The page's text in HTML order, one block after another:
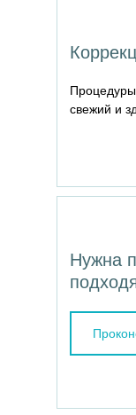
свежий и
Нужна